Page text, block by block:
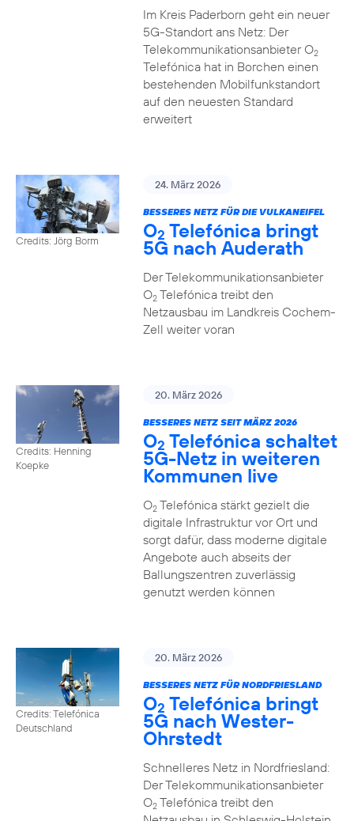
Im Kreis Paderborn geht ein neuer
5G-Standort ans Netz: Der
Telekommunikationsanbieter O2
Telefónica hat in Borchen einen
bestehenden Mobilfunkstandort
auf den neuesten Standard
erweitert
Credits: Jörg Borm
24. März 2026
BESSERES NETZ FÜR DIE VULKANEIFEL
O2 Telefónica bringt
5G nach Auderath
Der Telekommunikationsanbieter
O2Telefónica treibt den
Netzausbau im Landkreis Cochem-
Zell weiter voran
Credits: Henning
Koepke
20. März 2026
BESSERES NETZ SEIT MÄRZ 2026
O2 Telefónica schaltet
5G-Netz in weiteren
Kommunen live
O2Telefónica stärkt gezielt die
digitale Infrastruktur vor Ort und
sorgt dafür, dass moderne digitale
Angebote auch abseits der
Ballungszentren zuverlässig
genutzt werden können
Credits: Telefónica
Deutschland
20. März 2026
BESSERES NETZ FÜR NORDFRIESLAND
O2 Telefónica bringt
5G nach Wester-
Ohrstedt
Schnelleres Netz in Nordfriesland:
Der Telekommunikationsanbieter
O2Telefónica treibt den